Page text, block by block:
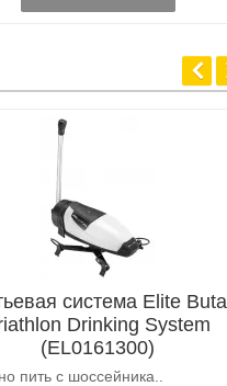
система Elite Buta
Drinking System
(EL0161300)
пить с шоссейника..